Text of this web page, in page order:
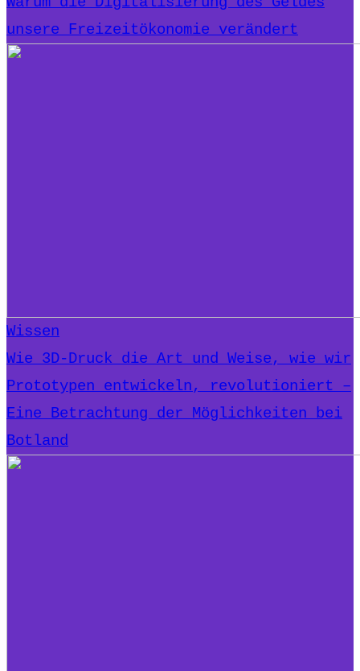
unsere Freizeitökonomie verändert
Wissen
Wie 3D-Druck die Art und Weise, wie wir
Prototypen entwickeln, revolutioniert –
Eine Betrachtung der Möglichkeiten bei
Botland